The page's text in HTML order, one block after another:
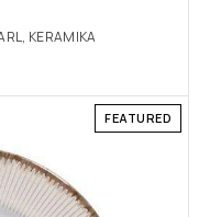
KERAMIKA
FEATURED